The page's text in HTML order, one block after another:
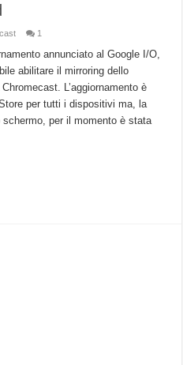
1
annunciato al Google I/O,
abilitare il mirroring dello
L’aggiornamento è
per tutti i dispositivi ma, la
per il momento è stata